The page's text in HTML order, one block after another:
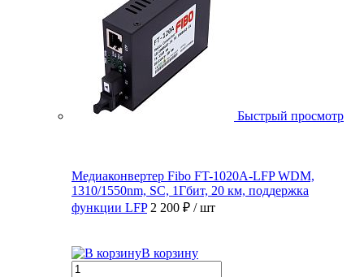
Быстрый просмотр
Медиаконвертер Fibo FT-1020A-LFP WDM,
1310/1550nm, SC, 1Гбит, 20 км, поддержка
функции LFP 2 200 ₽ / шт
В корзину